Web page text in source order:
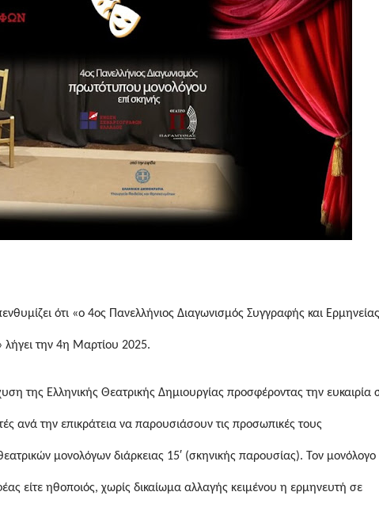
ότι «ο 4ος Πανελλήνιος Διαγωνισμός Συγγραφής και Ερμηνείας
την 4η Μαρτίου 2025.
της Ελληνικής Θεατρικής Δημιουργίας προσφέροντας την ευκαιρία
ανά την επικράτεια να παρουσιάσουν τις προσωπικές τους
μονολόγων διάρκειας 15′ (σκηνικής παρουσίας). Τον μονόλογο
είτε ηθοποιός, χωρίς δικαίωμα αλλαγής κειμένου η ερμηνευτή σε